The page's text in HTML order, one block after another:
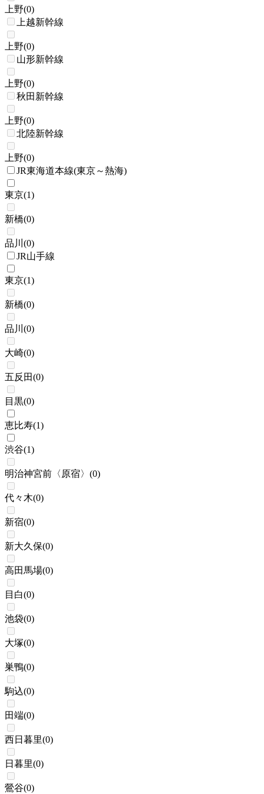
上野(0)
上越新幹線
上野(0)
山形新幹線
上野(0)
秋田新幹線
上野(0)
北陸新幹線
上野(0)
JR東海道本線(東京～熱海)
東京(1)
新橋(0)
品川 (0)
JR山手線
東京(1)
新橋(0)
品川 (0)
大崎(0)
五反田(0)
目黒(0)
恵比寿(1)
渋谷(1)
明治神宮前〈原宿〉 (0)
代々木(0)
新宿(0)
新大久保(0)
高田馬場(0)
目白(0)
池袋(0)
大塚(0)
巣鴨(0)
駒込(0)
田端(0)
西日暮里(0)
日暮里(0)
鶯谷(0)